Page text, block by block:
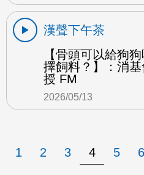
漢聲下午茶
【骨頭可以給狗
擇飼料？】：消
授 FM
2026/05/13
1 2 3 4 5 6